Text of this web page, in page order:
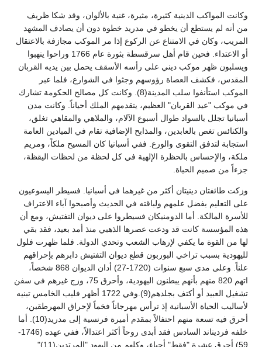
وكانت المواكب الدينية كثيرة، مثيرة، غنية بالألوان، وقد شكا ظريف
من أنه لم يستطع أن يخطو في مدريد خطوة دون أن يصادف المشهد
المريب، وكان في الامتناع عن الركوع إذا مر الموكب مجازفة بالاعتقال
أو الاعتداء. فحين قام أهل سرقسطة بثورة عام 1766 وراحوا ينهبوا
ويسلبون ظهر موكب ديني على رأسه الأسقف يحمل بين يديه القربان
المقدس، فكشف العصاة رؤوسهم وجثوا في الشوارع، فلما عبر
الموكب استأنفوا سلب المدينة(8). وكانت كل مصالح الحكومة تشارك
في موكب "عيد القربان" العظيم، يتقدمهم الملك أحياناً. وكانت مدن
أسبانيا تجلل بالسواد طوال أسبوع الآلام، والملاهي والمقاهي تغلق،
والكنائس تغص بالعابدين، والمذابح الإضافية تقام في الميادين العامة
استجابة لتدفق التقوى والورع. ففي أسبانيا كان المسيح ملكاً، ومريم
ملكة، والإحساس بالحظرة الإلهية في كل لحظة من لحظات اليقظة،
جزءاً من صميم الحياة.
وزكت طائفتان دينيتان أكثر من غيرهما في أسبانيا. فسيطر اليسوعيون
على التعليم بفضل علمهم ولباقته في الحديث وأصبحوا آباء الاعتراف
للأسرة المالكة. أما الدومنيكان فسيطروا على ديوان التفتيش، ومع أن
هذه المؤسسة كانت قد ودعت عصرها الذهبي منذ أمد بعيد، فقد بقي
لها من القوة ما يكفي لإرهاب الشعب وتحدي الدولة. فلما ظهرت فلول
لليهودية بسبب تراخي البوربون قطع ديوان التفتيش دابرهم بإحراقهم
علناً. وعلى مدى سبع سنوات (1720-27) أدان الديوان 868 شخصاً،
اتهم 820 منهم بأنهم يبطنون اليهودية، وأحرق 75، وزج غيرهم في سفن
تشغيل العبيد أو أكتف بجلدهم(9).وفي 1722 أظهر فليب الخامس تبنيه
لأساليب الحياة الأسبانية إذ ترأس مهرجاناً فخماً لإحراق المهرطقين،
أحرق فيه تسعة منهم احتفالاً بمقدم أميرة فرنسية إلى مدريد(10). أما
خلفه فرديناند السادس فقد أبدى روحاً أكثر اعتدالاً، ففي عهده (1746-
59) أحرق عشرة "فقط" أحياء، وكلهم من اليهود "المرتدين(11)".